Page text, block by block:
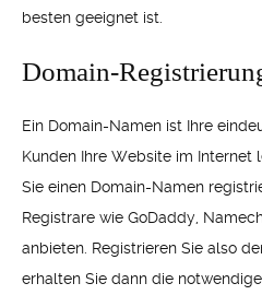
besten geeignet ist.
Domain-
Ein Domain-Namen ist Ihre
Kunden Ihre Website im Internet
Sie einen Domain-Namen
Registrare wie GoDaddy,
anbieten. Registrieren Sie also
erhalten Sie dann die